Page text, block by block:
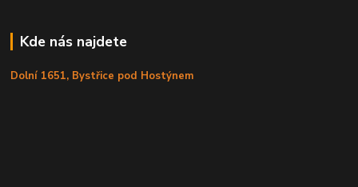
Kde nás najdete
Dolní 1651, Bystřice pod Hostýnem